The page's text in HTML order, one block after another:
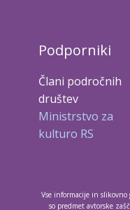
Podporniki
Člani področnih
društev
Ministrstvo za
kulturo RS
Vse informacije in
so predmet avtorske